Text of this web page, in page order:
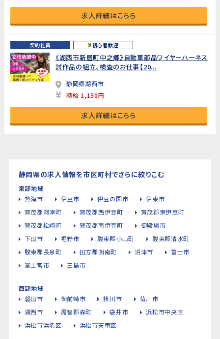
求人詳細はこちら
契約社員 初心者歓迎
《湖西市新居町中之郷》自動車部品ワイヤーハーネス
試作品の組立、検査のお仕事【20...
静岡県湖西市
時給 1,150円
求人詳細はこちら
静岡県の求人情報を市区町村でさらに絞りこむ
東部地域
熱海市
伊豆市 伊豆の国市
伊東市
賀茂郡河津町
賀茂郡西伊豆町
賀茂郡東伊豆町
賀茂郡松崎町
賀茂郡南伊豆町
御殿場市
下田市
裾野市 駿東郡小山町
駿東郡清水町
駿東郡長泉町
田方郡函南町 沼津市
富士市
富士宮市
三島市
西部地域
磐田市
御前崎市 掛川市
菊川市
湖西市
周智郡森町 袋井市
浜松市中央区
浜松市浜名区
浜松市天竜区